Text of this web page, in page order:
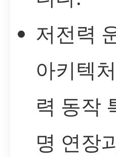
저전력
아키텍
력 동작
명 연장